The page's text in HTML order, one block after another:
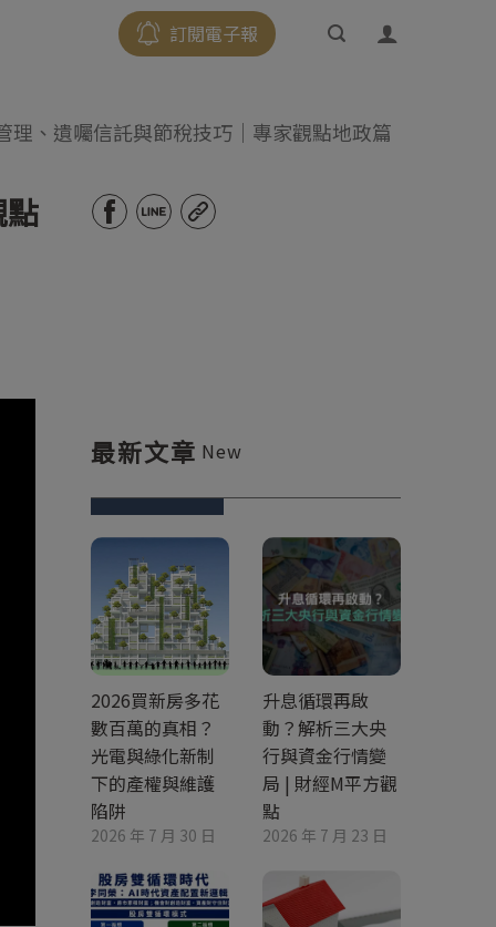
訂閱電子報
、遺囑信託與節稅技巧｜專家觀點地政篇
最新文章 New
2026買新房多花
數百萬的真相？
光電與綠化新制
下的產權與維護
陷阱
2026 年 7 月 30 日
升息循環再啟
動？解析三大央
行與資金行情變
局 | 財經M平方觀
點
2026 年 7 月 23 日